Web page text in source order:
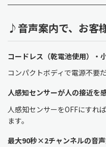
♪音声案内で、お客
コードレス（乾電池使用）・
コンパクトボディで電源不要
人感知センサーが人の接近を
人感知センサーをOFFにすれ
ます。
最大90秒×2チャンネルの音